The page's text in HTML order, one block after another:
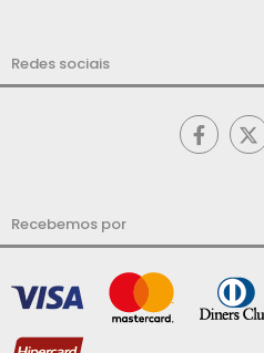
Redes sociais
Recebemos por